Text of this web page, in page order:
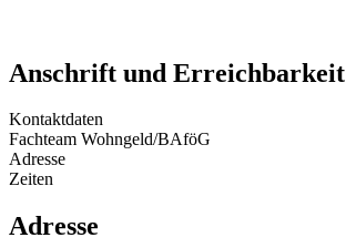
Anschrift und Erreichbarkeit
Kontaktdaten
Fachteam Wohngeld/BAföG
Adresse
Zeiten
Adresse